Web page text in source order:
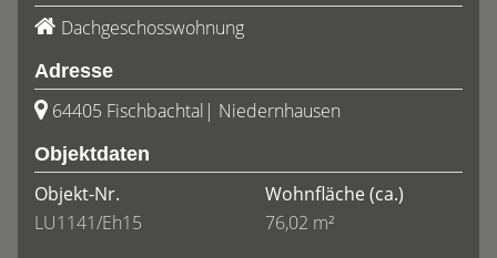
Dachgeschosswohnung
Adresse
64405 Fischbachtal| Niedernhausen
Objektdaten
Objekt-Nr.
LU1141/Eh15
Wohnfläche(ca.)
76,02 m²